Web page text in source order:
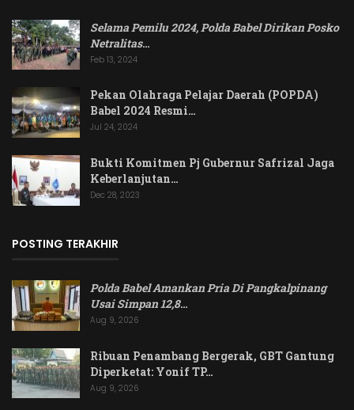
Selama Pemilu 2024, Polda Babel Dirikan Posko
Netralitas…
Feb 13, 2024
Pekan Olahraga Pelajar Daerah (POPDA)
Babel 2024 Resmi…
Jul 24, 2024
Bukti Komitmen Pj Gubernur Safrizal Jaga
Keberlanjutan…
Dec 28, 2023
POSTING TERAKHIR
Polda Babel Amankan Pria Di Pangkalpinang
Usai Simpan 12,8…
Aug 9, 2026
Ribuan Penambang Bergerak, GBT Gantung
Diperketat: Yonif TP…
Aug 9, 2026